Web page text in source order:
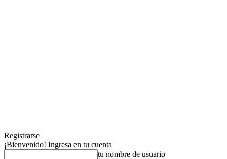
Registrarse
¡Bienvenido! Ingresa en tu cuenta
tu nombre de usuario